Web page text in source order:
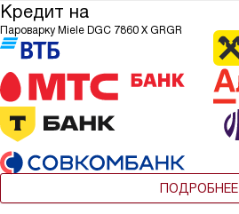
Кредит на
Пароварку Miele DGC 7860 X GRGR
ПОДРОБНЕЕ